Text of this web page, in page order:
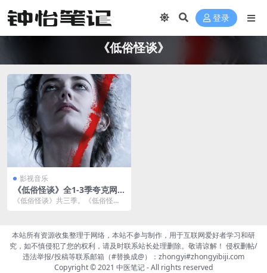
登录
《低俗怪谈》
影视音乐
《低俗怪谈》全1-3季夸克网
盘下载
《低俗怪谈》共三季。《低俗怪
本站所有资源收集整理于网络，本站不参与制作，用于互联网爱好者学习和研
究，如不慎侵犯了您的权利，请及时联系站长处理删除。敬请谅解！ 侵权删帖/
违法举报/投稿等联系邮箱（#替换成@）：zhongyi#zhongyibiji.com
Copyright © 2021 中医笔记- All rights reserved